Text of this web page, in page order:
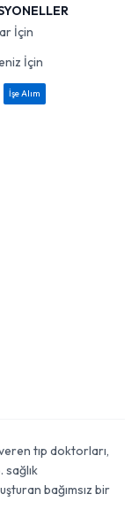
İçin
İçin
İşe Alım
tıp doktorları,
bağımsız bir